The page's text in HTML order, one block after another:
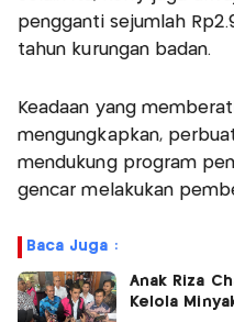
pengganti sejumlah
tahun kurungan badan.
Keadaan yang
mengungkapkan,
mendukung program
gencar melakukan
Baca Juga :
Anak Riza
Kelola